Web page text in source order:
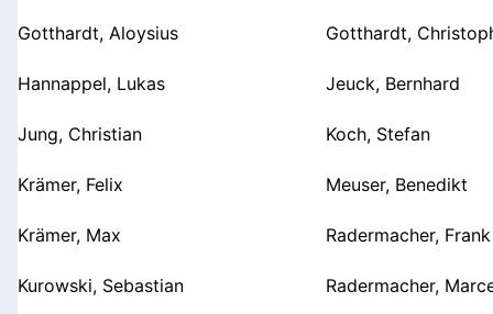
Gotthardt, Aloysius Gotthardt,
Hannappel, Lukas Jeuck, Bernhard
Jung, Christian Koch, Stefan
Krämer, Felix Meuser, Benedikt
Krämer, Max Radermacher, Frank
Kurowski, Sebastian Radermacher,